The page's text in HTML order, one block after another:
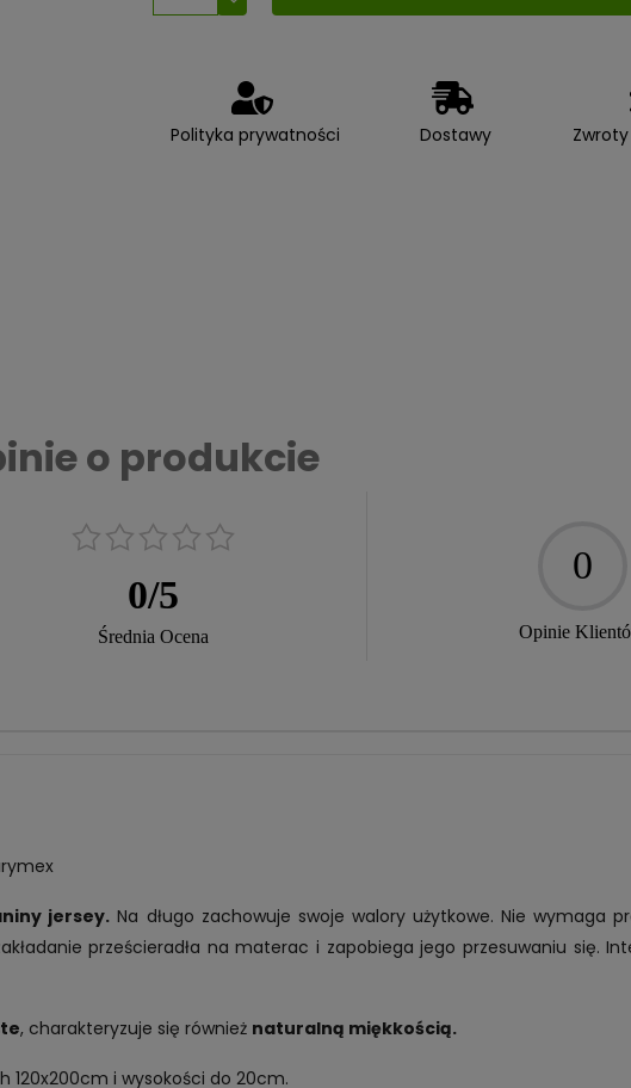
Polityka prywatności Dostawy
o produkcie
0/5
Średnia Ocena
0
Opinie
jersey. Na długo zachowuje swoje walory użytkowe. Nie wymaga
prześcieradła na materac i zapobiega jego przesuwaniu się.
, charakteryzuje się również naturalną miękkością.
i wysokości do 20cm.